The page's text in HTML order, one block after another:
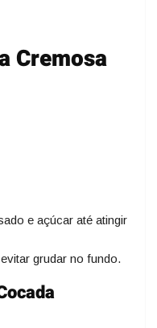
Cremosa
e açúcar até atingir
grudar no fundo.